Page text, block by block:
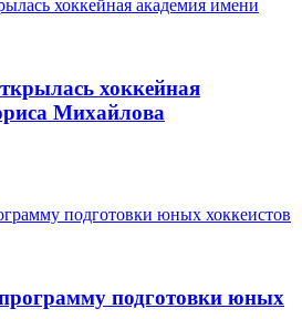
хоккейная
Михайлова
подготовки юных